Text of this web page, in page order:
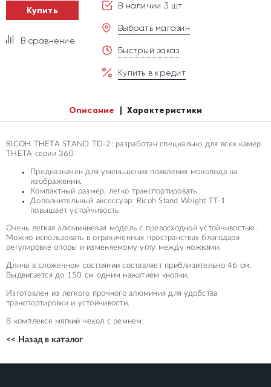
Купить
В сравнение
В наличии 3 шт.
Выбрать магазин
Быстрый заказ
Купить в кредит
Описание Характеристики
RICOH THETA STAND TD-2: разработан специально для всех камер
THETA серии 360
Предназначен для уменьшения появления монопода на
изображении.
Компактный размер, легко транспортировать.
Дополнительный аксессуар: Ricoh Stand Weight TT-1
повышает устойчивость
Очень легкая алюминиевая модель с превосходной устойчивостью.
Можно использовать в ограниченных пространствах благодаря
регулировке опоры и изменяемому углу между ножками.
Длина в сложенном состоянии составляет приблизительно 46 см.
Выдвигается до 150 см одним нажатием кнопки.
Изготовлен из легкого прочного алюминия для удобства
транспортировки и устойчивости.
В комплексе мягкий чехол с ремнем.
<< Назад в каталог